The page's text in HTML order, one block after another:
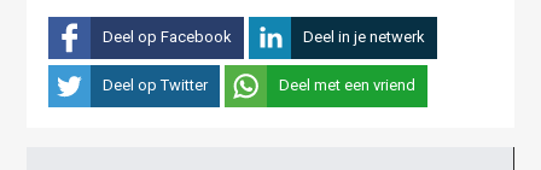
Deel op Facebook Deel in je netwerk
Deel op Twitter Deel met een vriend